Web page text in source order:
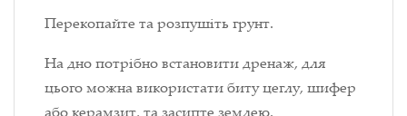
Перекопайте та розпушіть грунт.
На дно потрібно встановити дренаж, для
цього можна використати биту цеглу, шифер
або керамзит, та засипте землею.